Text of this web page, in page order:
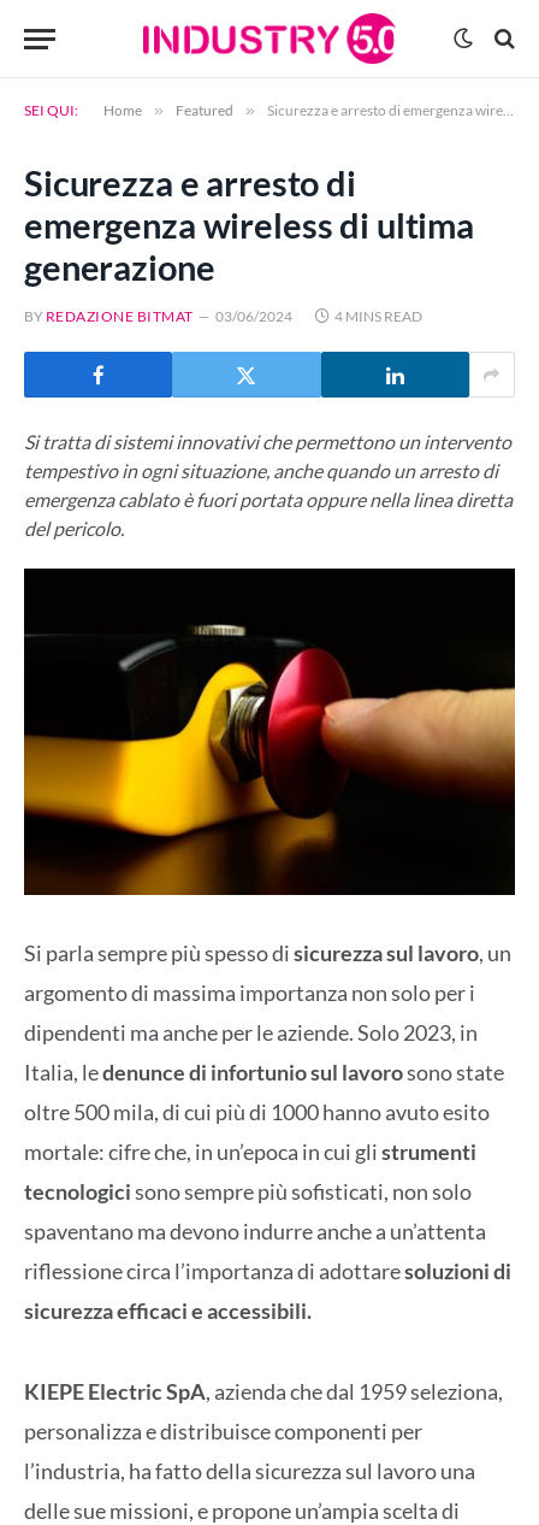
SEI QUI: Home » Featured » Sicurezza e arresto di emergenza wireless di ultima generazione
Sicurezza e arresto di
emergenza wireless di ultima
generazione
BY REDAZIONE BITMAT 03/06/2024 4 MINS READ
Si tratta di sistemi innovativi che permettono un intervento
tempestivo in ogni situazione, anche quando un arresto di
emergenza cablato è fuori portata oppure nella linea diretta
del pericolo.
Si parla sempre più spesso disicurezza sul lavoro, un
argomento di massima importanza non solo per i
dipendenti ma anche per le aziende. Solo 2023, in
Italia, ledenunce di infortunio sul lavorosono state
oltre 500 mila, di cui più di 1000 hanno avuto esito
mortale: cifre che, in un’epoca in cui glistrumenti
tecnologicisono sempre più sofisticati, non solo
spaventano ma devono indurre anche a un’attenta
riflessione circa l’importanza di adottaresoluzioni di
sicurezza efficaci e accessibili.
KIEPE Electric SpA, azienda che dal 1959 seleziona,
personalizza e distribuisce componenti per
l’industria, ha fatto della sicurezza sul lavoro una
delle sue missioni, e propone un’ampia scelta di